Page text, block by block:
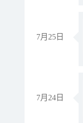
7月25日
7月24日